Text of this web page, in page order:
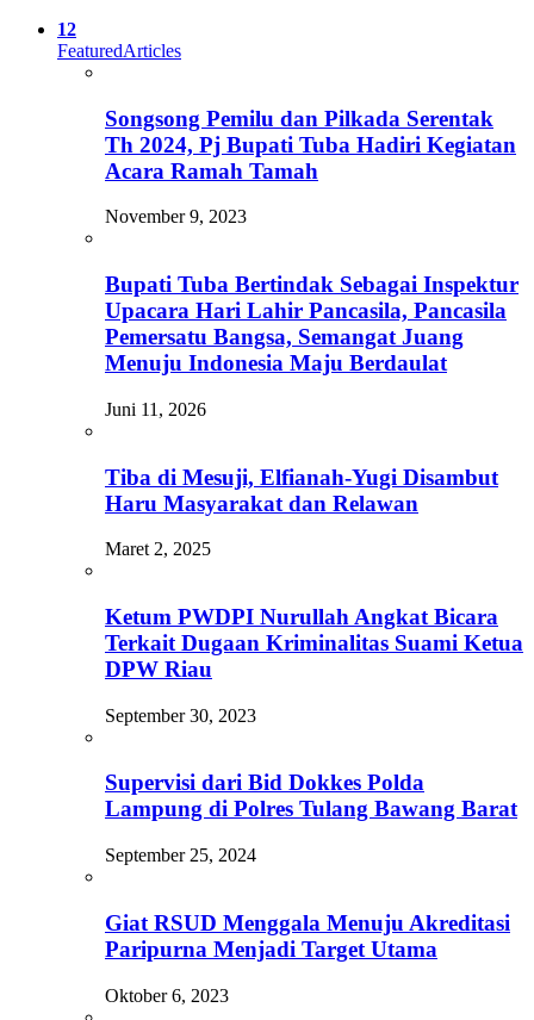
12
FeaturedArticles
Songsong Pemilu dan Pilkada Serentak
Th 2024, Pj Bupati Tuba Hadiri Kegiatan
Acara Ramah Tamah
November 9, 2023
Bupati Tuba Bertindak Sebagai Inspektur
Upacara Hari Lahir Pancasila, Pancasila
Pemersatu Bangsa, Semangat Juang
Menuju Indonesia Maju Berdaulat
Juni 11, 2026
Tiba di Mesuji, Elfianah-Yugi Disambut
Haru Masyarakat dan Relawan
Maret 2, 2025
Ketum PWDPI Nurullah Angkat Bicara
Terkait Dugaan Kriminalitas Suami Ketua
DPW Riau
September 30, 2023
Supervisi dari Bid Dokkes Polda
Lampung di Polres Tulang Bawang Barat
September 25, 2024
Giat RSUD Menggala Menuju Akreditasi
Paripurna Menjadi Target Utama
Oktober 6, 2023